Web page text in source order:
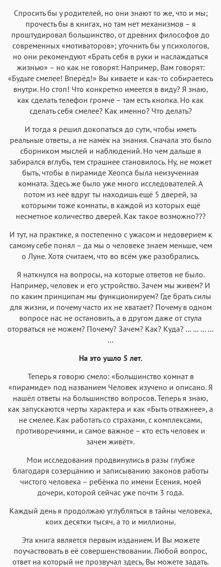
Спросить бы у родителей, но они знают то же, что и мы;
прочесть бы в книгах, но там нет механизмов – я
проштудировал большинство, от древних философов до
современных «мотиваторов»; уточнить бы у психологов,
но они рекомендуют «Брать себя в руки и наслаждаться
жизнью» – но как не говорят. Например, Вам говорят:
«Будьте смелее! Вперёд!» Вы киваете и как-то собираетесь
внутри. Но стоп! Что конкретно имеется в виду? Я знаю,
как сделать телефон громче – там есть кнопка. Но как
сделать себя смелее? Как именно? Что делать?
И тогда я решил докопаться до сути, чтобы иметь
реальные ответы, а не намёк на знания. Сначала это было
сборником мыслей и наблюдений. Но чем дальше я
забирался вглубь, тем страшнее становилось. Ну, не может
быть, чтобы в пирамиде Хеопса была неизученная
комната. Здесь же было уже много исследователей. А
потом из неё вдруг ты находишь ещё 5 дверей, за
которыми тоже комнаты, в каждой из которых ещё
несметное количество дверей. Как такое возможно???
И тут, на практике, я постепенно с ужасом и недоверием к
самому себе понял – да мы о человеке знаем меньше, чем
о Луне. Хотя считаем, что во всём уже разобрались.
Я наткнулся на вопросы, на которые ответов не было.
Например, человек и его устройство. Зачем мы живём? И
по каким принципам мы функционируем? Где брать силы
для жизни, и почему часто их не хватает? Почему в одном
вопросе нас не остановить, а в другом даже от стула
оторваться не можем? Почему? Зачем? Как? Куда? … … … …
…
На это ушло 5 лет.
Теперь я говорю смело: «Большинство комнат в
«пирамиде» под названием Человек изучено и описано. Я
нашёл ответы на большинство вопросов. Теперь я знаю,
как запускаются черты характера и как «Быть отважнее», а
не смелее. Как работать со страхами, с комплексами,
противоречиями, и самое важное – кто есть человек и
зачем живёт».
Мои исследования продвинулись в разы глубже
благодаря созерцанию и записыванию законов работы
чистого человека – ребёнка по имени Есения, моей
дочери, которой сейчас уже почти 3 года.
Каждый день я продолжаю углубляться в тайны человека,
коих десятки тысяч, а то и миллионы.
Эта книга является первым изданием. И Вы можете
поучаствовать в её совершенствовании. Любой вопрос,
ответ на который не прозвучал здесь, Вы можете задать.